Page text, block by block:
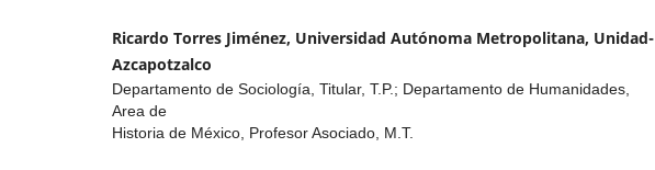
Ricardo Torres Jiménez, Universidad Autónoma Metropolitana, Unidad-
Azcapotzalco
Departamento de Sociología, Titular, T.P.; Departamento de Humanidades,
Area de
Historia de México, Profesor Asociado, M.T.